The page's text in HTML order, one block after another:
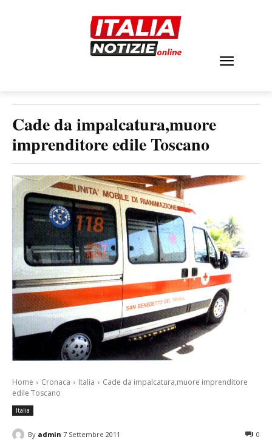
Cade da impalcatura,muore
imprenditore edile Toscano
Home Cronaca Italia
Cade da impalcatura,muore imprenditore
edile Toscano
Italia
By admin 7 Settembre 2011 0